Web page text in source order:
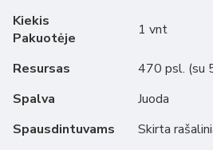
Kiekis
Pakuotėje
1 vnt
Resursas
470 psl. (su
Spalva
Juoda
Spausdintuvams
Skirta